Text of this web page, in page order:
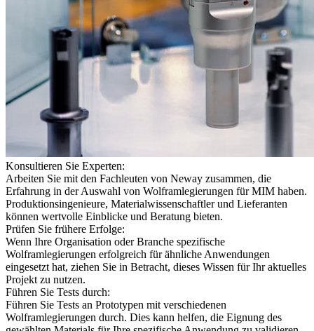
Konsultieren Sie Experten:
Arbeiten Sie mit den Fachleuten von Neway zusammen, die
Erfahrung in der Auswahl von Wolframlegierungen für MIM haben.
Produktionsingenieure, Materialwissenschaftler und Lieferanten
können wertvolle Einblicke und Beratung bieten.
Prüfen Sie frühere Erfolge:
Wenn Ihre Organisation oder Branche spezifische
Wolframlegierungen erfolgreich für ähnliche Anwendungen
eingesetzt hat, ziehen Sie in Betracht, dieses Wissen für Ihr aktuelles
Projekt zu nutzen.
Führen Sie Tests durch:
Führen Sie Tests an Prototypen mit verschiedenen
Wolframlegierungen durch. Dies kann helfen, die Eignung des